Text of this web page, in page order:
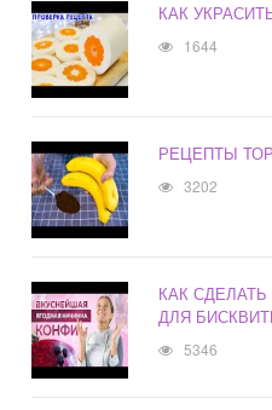
КАК
1644
РЕЦЕПТЫ
3202
КАК
ДЛЯ
5346